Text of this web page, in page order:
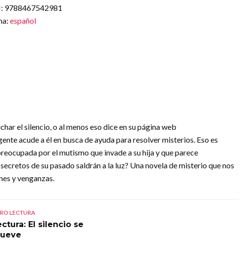
: 9788467542981
: español
el silencio, o al menos eso dice en su página web
acude a él en busca de ayuda para resolver misterios. Eso es
por el mutismo que invade a su hija y que parece
de su pasado saldrán a la luz? Una novela de misterio que nos
y venganzas.
LECTURA
El silencio se